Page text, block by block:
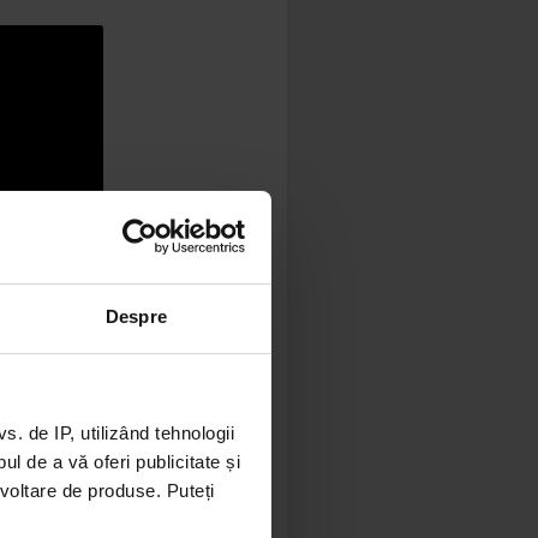
Despre
de IP, utilizând tehnologii
de a vă oferi publicitate și
de produse. Puteți
la
de
BST
precum